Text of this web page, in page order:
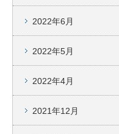
2022年6月
2022年5月
2022年4月
2021年12月